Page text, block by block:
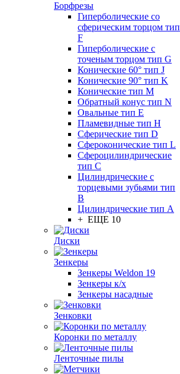
Борфрезы
Гиперболические cо
сферическим торцом тип
F
Гиперболические с
точеным торцом тип G
Конические 60° тип J
Конические 90° тип K
Конические тип M
Обратный конус тип N
Овальные тип E
Пламевидные тип H
Сферические тип D
Сфероконические тип L
Сфероцилиндрические
тип C
Цилиндрические с
торцевыми зубьями тип
B
Цилиндрические тип А
+ ЕЩЕ 10
Диски
Зенкеры
Зенкеры Weldon 19
Зенкеры к/х
Зенкеры насадные
Зенковки
Коронки по металлу
Ленточные пилы